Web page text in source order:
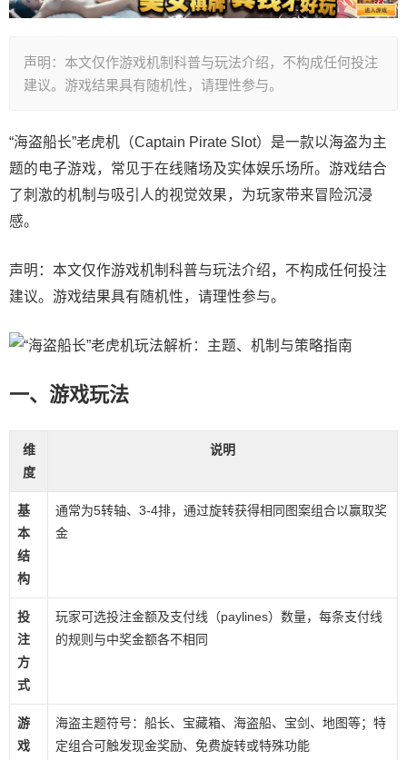
声明：本文仅作游戏机制科普与玩法介绍，不构成任何投注
建议。游戏结果具有随机性，请理性参与。
“海盗船长”老虎机（Captain Pirate Slot）是一款以海盗为主
题的电子游戏，常见于在线赌场及实体娱乐场所。游戏结合
了刺激的机制与吸引人的视觉效果，为玩家带来冒险沉浸
感。
声明：本文仅作游戏机制科普与玩法介绍，不构成任何投注
建议。游戏结果具有随机性，请理性参与。
一、游戏玩法
维
度
说明
基
本
结
构
通常为5转轴、3-4排，通过旋转获得相同图案组合以赢取奖
金
投
注
方
式
玩家可选投注金额及支付线（paylines）数量，每条支付线
的规则与中奖金额各不相同
游
戏
海盗主题符号：船长、宝藏箱、海盗船、宝剑、地图等；特
定组合可触发现金奖励、免费旋转或特殊功能